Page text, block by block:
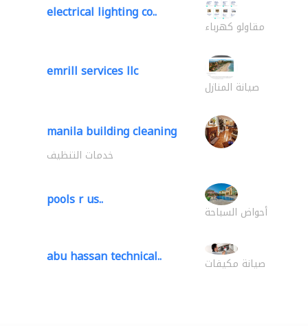
electrical lighting co..
مقاولو كهرباء
emrill services llc
صيانة المنازل
manila building cleaning
خدمات التنظيف
pools r us..
أحواض السباحة
abu hassan technical.. صيانة مكيفات